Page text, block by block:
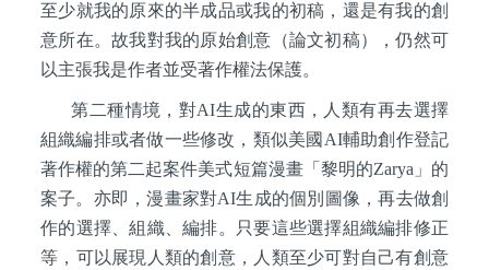
至少就我的原來的半成品或我的初稿，還是有我的創
意所在。故我對我的原始創意（論文初稿），仍然可
以主張我是作者並受著作權法保護。
第二種情境，對AI生成的東西，人類有再去選擇
組織編排或者做一些修改，類似美國AI輔助創作登記
著作權的第二起案件美式短篇漫畫「黎明的Zarya」的
案子。亦即，漫畫家對AI生成的個別圖像，再去做創
作的選擇、組織、編排。只要這些選擇組織編排修正
等，可以展現人類的創意，人類至少可對自己有創意